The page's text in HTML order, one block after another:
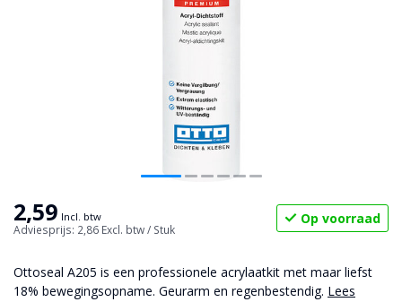
2,59 Incl. btw
Adviesprijs: 2,86 Excl. btw/ Stuk
Op voorraad
Ottoseal A205 is een professionele acrylaatkit met maar liefst
18% bewegingsopname. Geurarm en regenbestendig. Lees